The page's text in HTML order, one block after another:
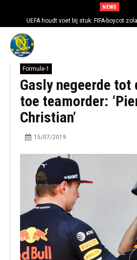
NEWS
UEFA houdt voet bij stuk: FIFA-boycot
Formule-1
Gasly negeerde tot
toe teamorder:
Christian’
15/07/2019